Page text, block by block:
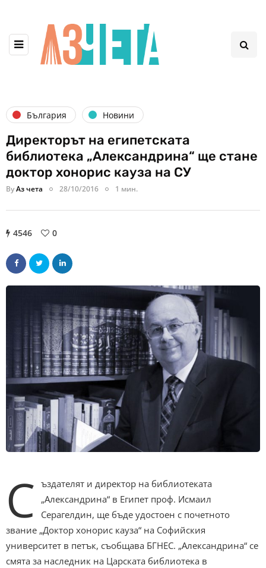
България Новини
Директорът на египетската
библиотека „Александрина“ ще стане
доктор хонорис кауза на СУ
ByАз чета 28/10/2016 1 мин.
4546 0
С ъздателят и директор на библиотеката
„Александрина“ в Египет проф. Исмаил
Серагелдин, ще бъде удостоен с почетното
звание „Доктор хонорис кауза“ на Софийския
университет в петък, съобщава БГНЕС. „Александрина“ се
смята за наследник на Царската библиотека в